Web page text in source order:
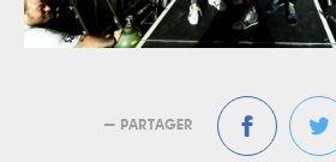
— PARTAGER